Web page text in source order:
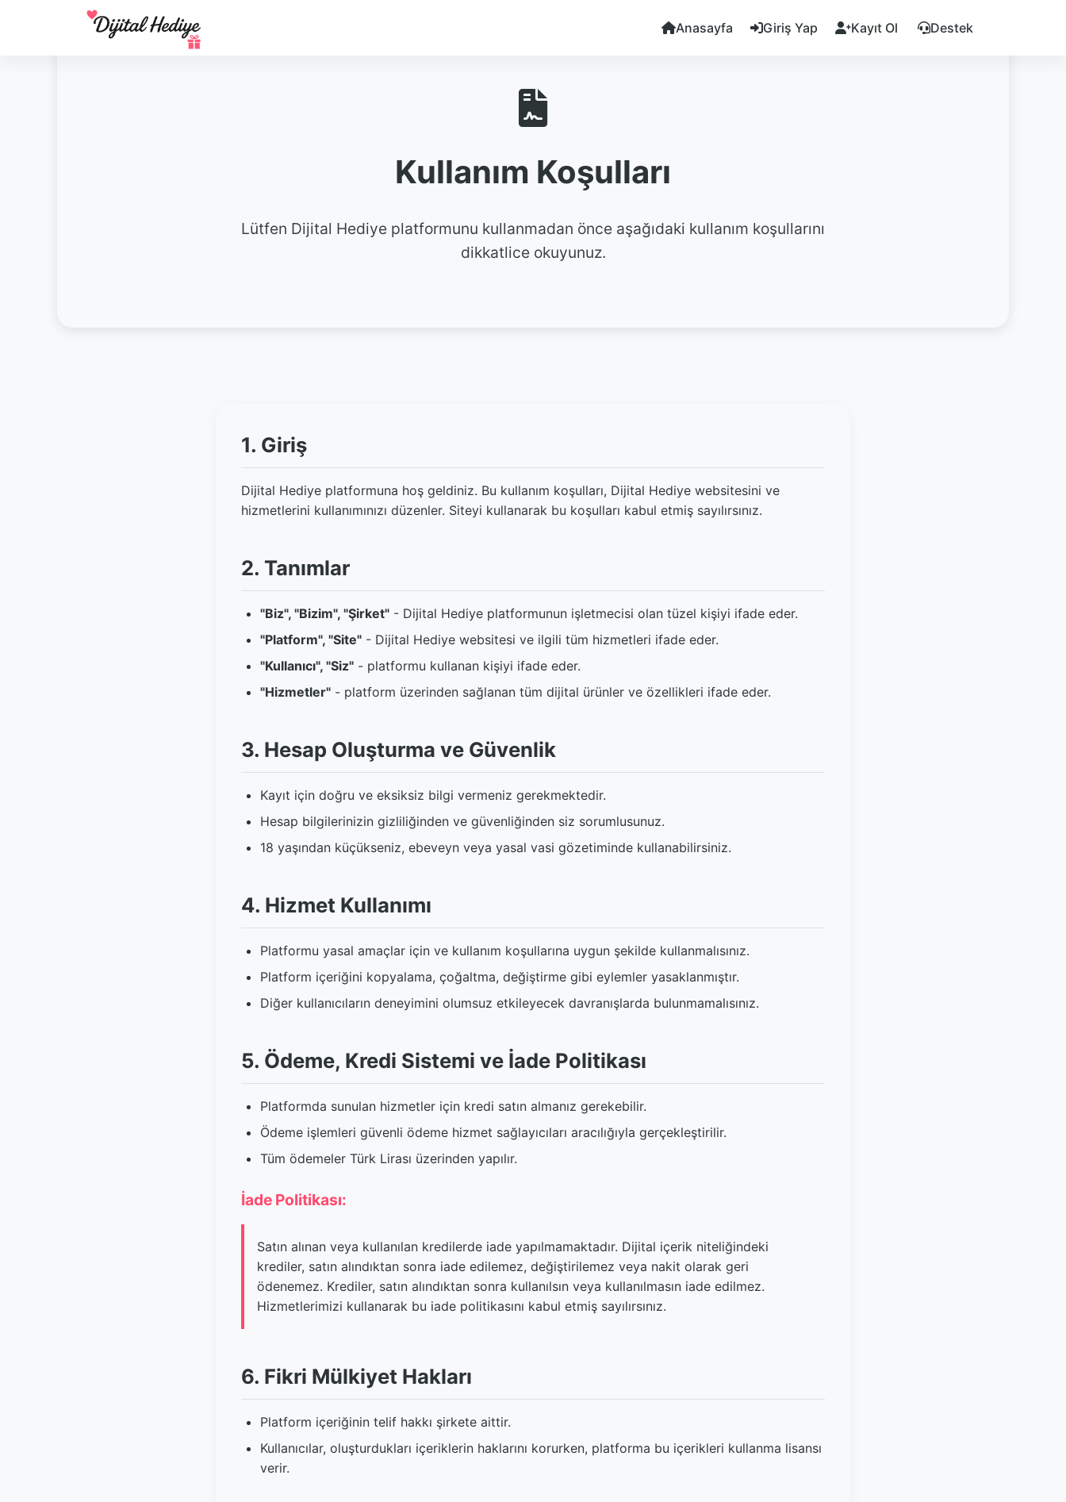
Anasayfa Giriş Yap Kayıt Ol Destek
Kullanım Koşulları
Lütfen Dijital Hediye platformunu kullanmadan önce aşağıdaki kullanım koşullarını
dikkatlice okuyunuz.
1. Giriş
Dijital Hediye platformuna hoş geldiniz. Bu kullanım koşulları, Dijital Hediye websitesini ve
hizmetlerini kullanımınızı düzenler. Siteyi kullanarak bu koşulları kabul etmiş sayılırsınız.
2. Tanımlar
"Biz", "Bizim", "Şirket" - Dijital Hediye platformunun işletmecisi olan tüzel kişiyi ifade eder.
"Platform", "Site" - Dijital Hediye websitesi ve ilgili tüm hizmetleri ifade eder.
"Kullanıcı", "Siz" - platformu kullanan kişiyi ifade eder.
"Hizmetler" - platform üzerinden sağlanan tüm dijital ürünler ve özellikleri ifade eder.
3. Hesap Oluşturma ve Güvenlik
Kayıt için doğru ve eksiksiz bilgi vermeniz gerekmektedir.
Hesap bilgilerinizin gizliliğinden ve güvenliğinden siz sorumlusunuz.
18 yaşından küçükseniz, ebeveyn veya yasal vasi gözetiminde kullanabilirsiniz.
4. Hizmet Kullanımı
Platformu yasal amaçlar için ve kullanım koşullarına uygun şekilde kullanmalısınız.
Platform içeriğini kopyalama, çoğaltma, değiştirme gibi eylemler yasaklanmıştır.
Diğer kullanıcıların deneyimini olumsuz etkileyecek davranışlarda bulunmamalısınız.
5. Ödeme, Kredi Sistemi ve İade Politikası
Platformda sunulan hizmetler için kredi satın almanız gerekebilir.
Ödeme işlemleri güvenli ödeme hizmet sağlayıcıları aracılığıyla gerçekleştirilir.
Tüm ödemeler Türk Lirası üzerinden yapılır.
İade Politikası:
Satın alınan veya kullanılan kredilerde iade yapılmamaktadır. Dijital içerik niteliğindeki
krediler, satın alındıktan sonra iade edilemez, değiştirilemez veya nakit olarak geri
ödenemez. Krediler, satın alındıktan sonra kullanılsın veya kullanılmasın iade edilmez.
Hizmetlerimizi kullanarak bu iade politikasını kabul etmiş sayılırsınız.
6. Fikri Mülkiyet Hakları
Platform içeriğinin telif hakkı şirkete aittir.
Kullanıcılar, oluşturdukları içeriklerin haklarını korurken, platforma bu içerikleri kullanma lisansı
verir.